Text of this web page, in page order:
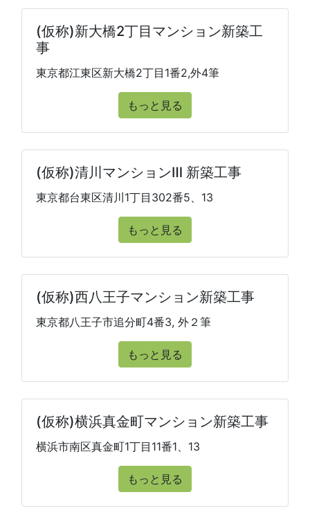
(仮称)新大橋2丁目マンション新築工
事
東京都江東区新大橋2丁目1番2,外4筆
もっと見る
(仮称)清川マンションⅢ 新築工事
東京都台東区清川1丁目302番5、13
もっと見る
(仮称)西八王子マンション新築工事
東京都八王子市追分町4番3, 外２筆
もっと見る
(仮称)横浜真金町マンション新築工事
横浜市南区真金町1丁目11番1、13
もっと見る